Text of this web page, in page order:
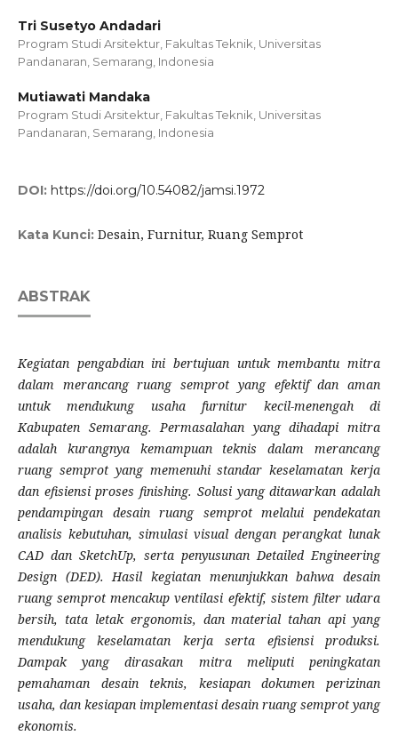
Tri Susetyo Andadari
Program Studi Arsitektur, Fakultas Teknik, Universitas
Pandanaran, Semarang, Indonesia
Mutiawati Mandaka
Program Studi Arsitektur, Fakultas Teknik, Universitas
Pandanaran, Semarang, Indonesia
DOI: https://doi.org/10.54082/jamsi.1972
Kata Kunci: Desain, Furnitur, Ruang Semprot
ABSTRAK
Kegiatan pengabdian ini bertujuan untuk membantu mitra
dalam merancang ruang semprot yang efektif dan aman
untuk mendukung usaha furnitur kecil-menengah di
Kabupaten Semarang. Permasalahan yang dihadapi mitra
adalah kurangnya kemampuan teknis dalam merancang
ruang semprot yang memenuhi standar keselamatan kerja
dan efisiensi proses finishing. Solusi yang ditawarkan adalah
pendampingan desain ruang semprot melalui pendekatan
analisis kebutuhan, simulasi visual dengan perangkat lunak
CAD dan SketchUp, serta penyusunan Detailed Engineering
Design (DED). Hasil kegiatan menunjukkan bahwa desain
ruang semprot mencakup ventilasi efektif, sistem filter udara
bersih, tata letak ergonomis, dan material tahan api yang
mendukung keselamatan kerja serta efisiensi produksi.
Dampak yang dirasakan mitra meliputi peningkatan
pemahaman desain teknis, kesiapan dokumen perizinan
usaha, dan kesiapan implementasi desain ruang semprot yang
ekonomis.